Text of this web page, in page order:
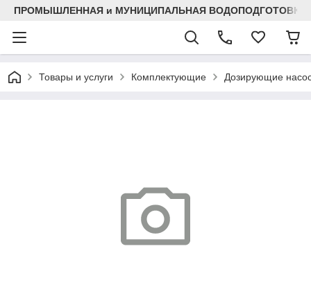
ПРОМЫШЛЕННАЯ и МУНИЦИПАЛЬНАЯ ВОДОПОДГОТОВКА
Товары и услуги Комплектующие Дозирующие